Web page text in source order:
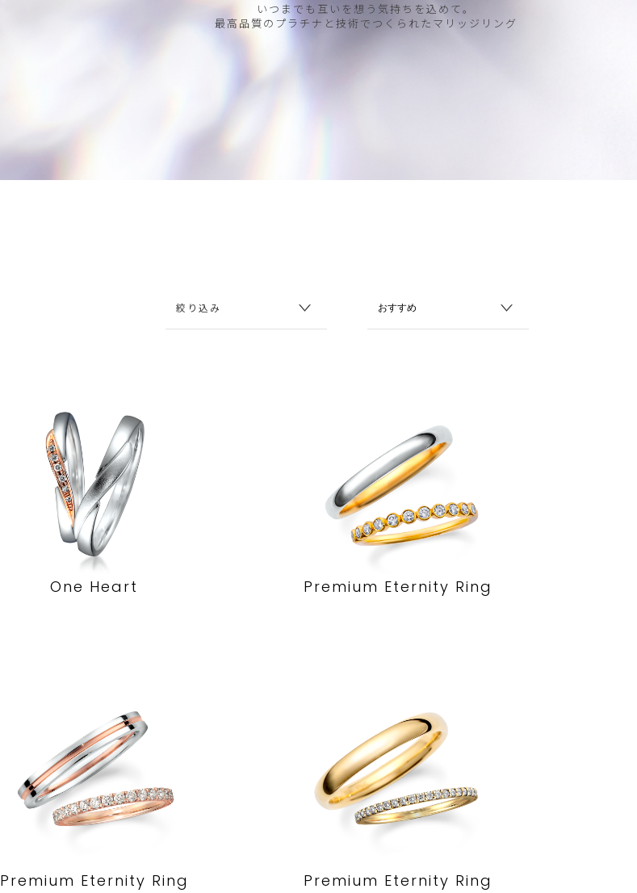
いつまでも互いを想う気持ちを込めて。
最高品質のプラチナと技術でつくられたマリッジリング
絞り込み
One Heart Premium Eternity Ring
Premium Eternity Ring Premium Eternity Ring